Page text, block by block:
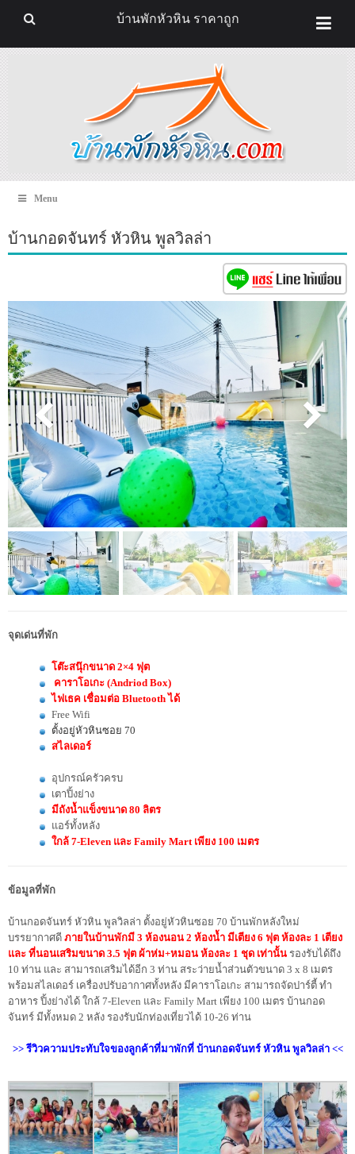
Menu
บ้านกอดจันทร์ หัวหิน พูลวิลล่า
จุดเด่นที่พัก
โต๊ะสนุ๊กขนาด 2×4 ฟุต
คาราโอเกะ (Andriod Box)
ไฟเธค เชื่อมต่อ Bluetooth ได้
Free Wifi
ตั้งอยู่หัวหินซอย 70
สไลเดอร์
อุปกรณ์ครัวครบ
เตาปิ้งย่าง
มีถังน้ำแข็งขนาด 80 ลิตร
แอร์ทั้งหลัง
ใกล้ 7-Eleven และ Family Mart เพียง 100 เมตร
ข้อมูลที่พัก
บ้านกอดจันทร์ หัวหิน พูลวิลล่า ตั้งอยู่หัวหินซอย 70 บ้านพักหลังใหม่
บรรยากาศดี ภายในบ้านพักมี 3 ห้องนอน 2 ห้องน้ำ มีเตียง 6 ฟุต ห้องละ 1 เตียง
และ ที่นอนเสริมขนาด 3.5 ฟุต ผ้าห่ม+หมอน ห้องละ 1 ชุด เท่านั้น รองรับได้ถึง
10 ท่าน และ สามารถเสริมได้อีก 3 ท่าน สระว่ายน้ำส่วนตัวขนาด 3 x 8 เมตร
พร้อมสไลเดอร์ เครื่องปรับอากาศทั้งหลัง มีคาราโอเกะ สามารถจัดปาร์ตี้ ทำ
อาหาร ปิ้งย่างได้ ใกล้ 7-Eleven และ Family Mart เพียง 100 เมตร บ้านกอด
จันทร์ มีทั้งหมด 2 หลัง รองรับนักท่องเที่ยวได้ 10-26 ท่าน
>> รีวิวความประทับใจของลูกค้าที่มาพักที่ บ้านกอดจันทร์ หัวหิน พูลวิลล่า <<
บ้านพักหัวหิน ราคาถูก